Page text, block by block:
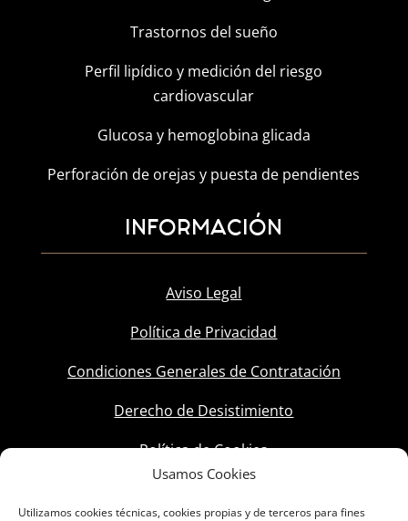
Usamos Cookies
Utilizamos cookies técnicas, cookies propias y de terceros para fines
Trastornos del sueño
Perfil lipídico y medición del riesgo
cardiovascular
Glucosa y hemoglobina glicada
Perforación de orejas y puesta de pendientes
INFORMACIÓN
Aviso Legal
Política de Privacidad
Condiciones Generales de Contratación
Derecho de Desistimiento
Política de Cookies